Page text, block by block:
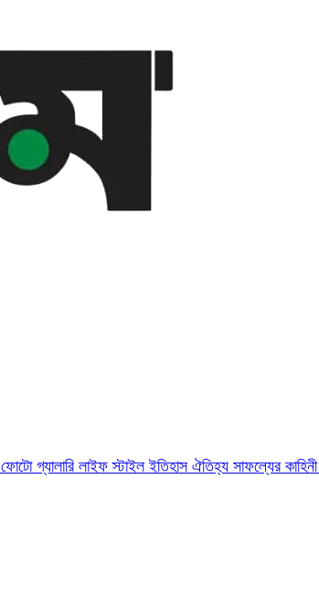
ফোটো গ্যালারি লাইফ স্টাইলইতিহাস ঐতিহ্য সাফল্যের কাহিনী